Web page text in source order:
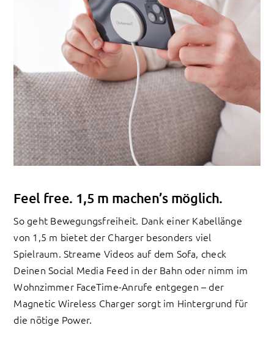
Feel free. 1,5 m machen’s möglich.
So geht Bewegungsfreiheit. Dank einer Kabellänge
von 1,5 m bietet der Charger besonders viel
Spielraum. Streame Videos auf dem Sofa, check
Deinen Social Media Feed in der Bahn oder nimm im
Wohnzimmer FaceTime-Anrufe entgegen – der
Magnetic Wireless Charger sorgt im Hintergrund für
die nötige Power.